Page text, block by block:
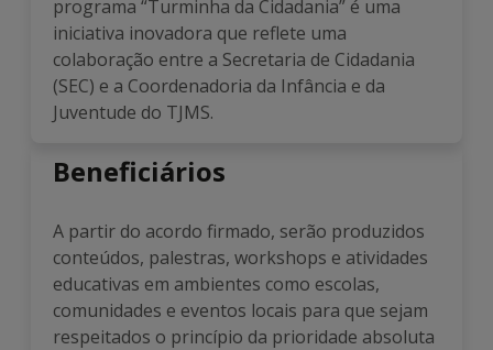
programa “Turminha da Cidadania” é uma
iniciativa inovadora que reflete uma
colaboração entre a Secretaria de Cidadania
(SEC) e a Coordenadoria da Infância e da
Juventude do TJMS.
Beneficiários
A partir do acordo firmado, serão produzidos
conteúdos, palestras, workshops e atividades
educativas em ambientes como escolas,
comunidades e eventos locais para que sejam
respeitados o princípio da prioridade absoluta